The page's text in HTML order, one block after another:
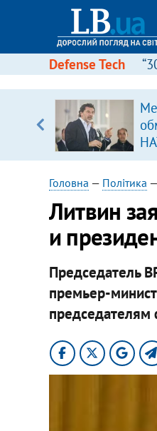
Defense Tech
Головна — Політика —
Литвин
и
Председатель
премьер-
председателям